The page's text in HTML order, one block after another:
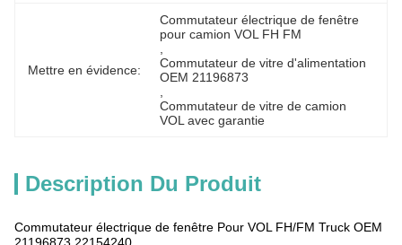
Mettre en évidence:
Commutateur électrique de fenêtre
pour camion VOL FH FM
Commutateur de vitre d'alimentation
OEM 21196873
Commutateur de vitre de camion
VOL avec garantie
Description Du Produit
Commutateur électrique de fenêtre Pour VOL FH/FM Truck OEM